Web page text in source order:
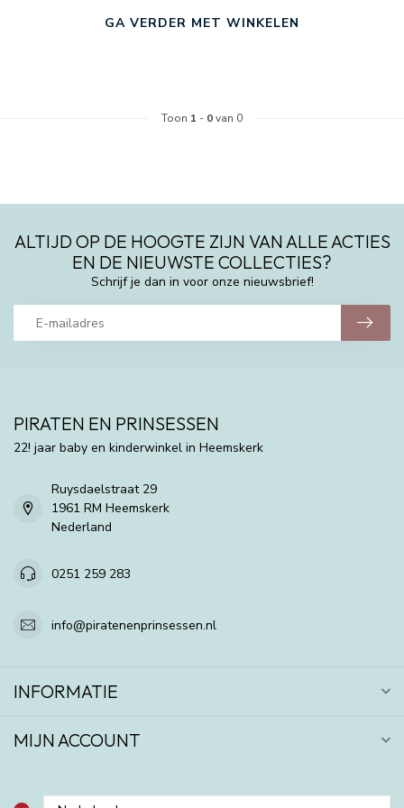
GA VERDER MET WINKELEN
Toon 1 - 0van 0
ALTIJD OP DE HOOGTE ZIJN VAN ALLE ACTIES
EN DE NIEUWSTE COLLECTIES?
Schrijf je dan in voor onze nieuwsbrief!
PIRATEN EN PRINSESSEN
22! jaar baby en kinderwinkel in Heemskerk
Ruysdaelstraat 29
1961 RM Heemskerk
Nederland
0251 259 283
info@piratenenprinsessen.nl
INFORMATIE
MIJN ACCOUNT